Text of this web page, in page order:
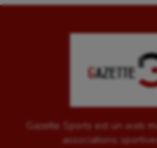
Gazette Sports est un web
associations